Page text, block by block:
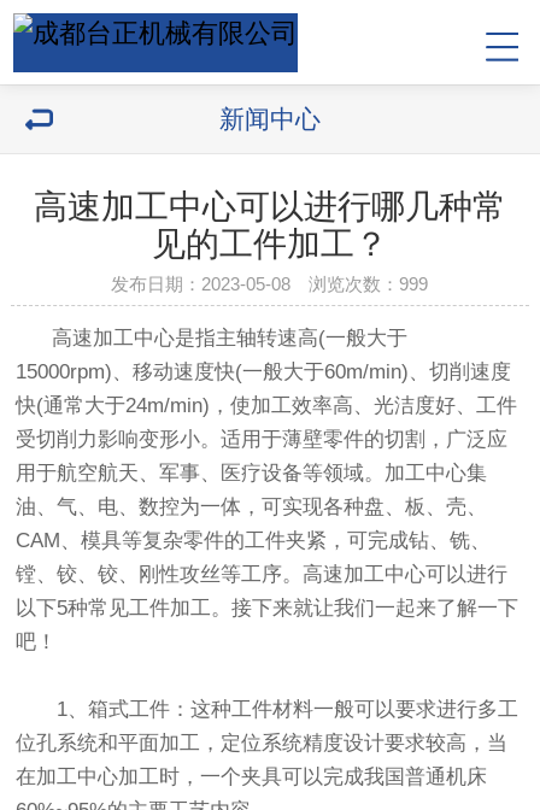
新闻中心
高速加工中心可以进行哪几种常
见的工件加工？
发布日期：2023-05-08 浏览次数： 999
高速加工中心是指主轴转速高(一般大于
15000rpm)、移动速度快(一般大于60m/min)、切削速度
快(通常大于24m/min)，使加工效率高、光洁度好、工件
受切削力影响变形小。适用于薄壁零件的切割，广泛应
用于航空航天、军事、医疗设备等领域。加工中心集
油、气、电、数控为一体，可实现各种盘、板、壳、
CAM、模具等复杂零件的工件夹紧，可完成钻、铣、
镗、铰、铰、刚性攻丝等工序。高速加工中心可以进行
以下5种常见工件加工。接下来就让我们一起来了解一下
吧！
1、箱式工件：这种工件材料一般可以要求进行多工
位孔系统和平面加工，定位系统精度设计要求较高，当
在加工中心加工时，一个夹具可以完成我国普通机床